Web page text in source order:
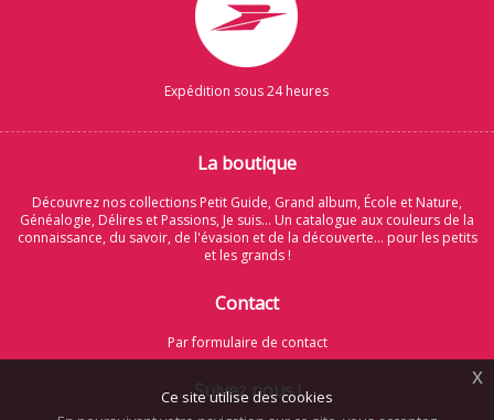
Ce site utilise des cookies
x
Expédition sous 24 heures
La boutique
Découvrez nos collections Petit Guide, Grand album, École et Nature,
Généalogie, Délires et Passions, Je suis... Un catalogue aux couleurs de la
connaissance, du savoir, de l'évasion et de la découverte... pour les petits
et les grands !
Contact
Par formulaire de contact
Suivez nous !